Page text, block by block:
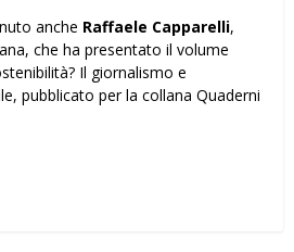
anche Raffaele Capparelli,
che ha presentato il volume
Il giornalismo e
pubblicato per la collana Quaderni